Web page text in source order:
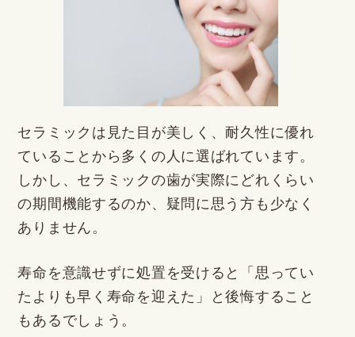
セラミックは見た目が美しく、耐久性に優れ
ていることから多くの人に選ばれています。
しかし、セラミックの歯が実際にどれくらい
の期間機能するのか、疑問に思う方も少なく
ありません。
寿命を意識せずに処置を受けると「思ってい
たよりも早く寿命を迎えた」と後悔すること
もあるでしょう。